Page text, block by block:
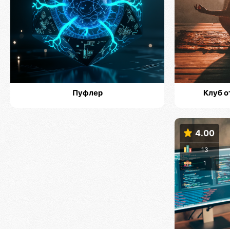
Пуфлер Клуб
4.00
1
13